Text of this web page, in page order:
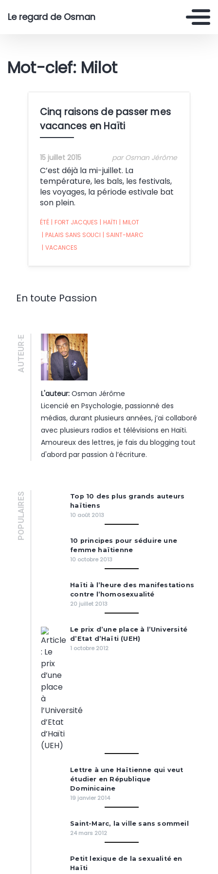
Le regard de Osman
Mot-clef: Milot
Cinq raisons de passer mes
vacances en Haïti
15 juillet 2015 par Osman Jérôme
C’est déjà la mi-juillet. La
température, les bals, les festivals,
les voyages, la période estivale bat
son plein.
ÉTÉ | FORT JACQUES | HAÏTI | MILOT
| PALAIS SANS SOUCI | SAINT-MARC
| VACANCES
En toute Passion
AUTEUR·E
L'auteur: Osman Jérôme
Licencié en Psychologie, passionné des
médias, durant plusieurs années, j’ai collaboré
avec plusieurs radios et télévisions en Haïti.
Amoureux des lettres, je fais du blogging tout
d'abord par passion à l’écriture.
POPULAIRES
Top 10 des plus grands auteurs
haïtiens
10 août 2013
10 principes pour séduire une
femme haïtienne
10 octobre 2013
Haïti à l’heure des manifestations
contre l’homosexualité
20 juillet 2013
Le prix d’une place à l’Université
d’Etat d’Haïti (UEH)
1 octobre 2012
Lettre à une Haïtienne qui veut
étudier en République
Dominicaine
19 janvier 2014
Saint-Marc, la ville sans sommeil
24 mars 2012
Petit lexique de la sexualité en
Haïti